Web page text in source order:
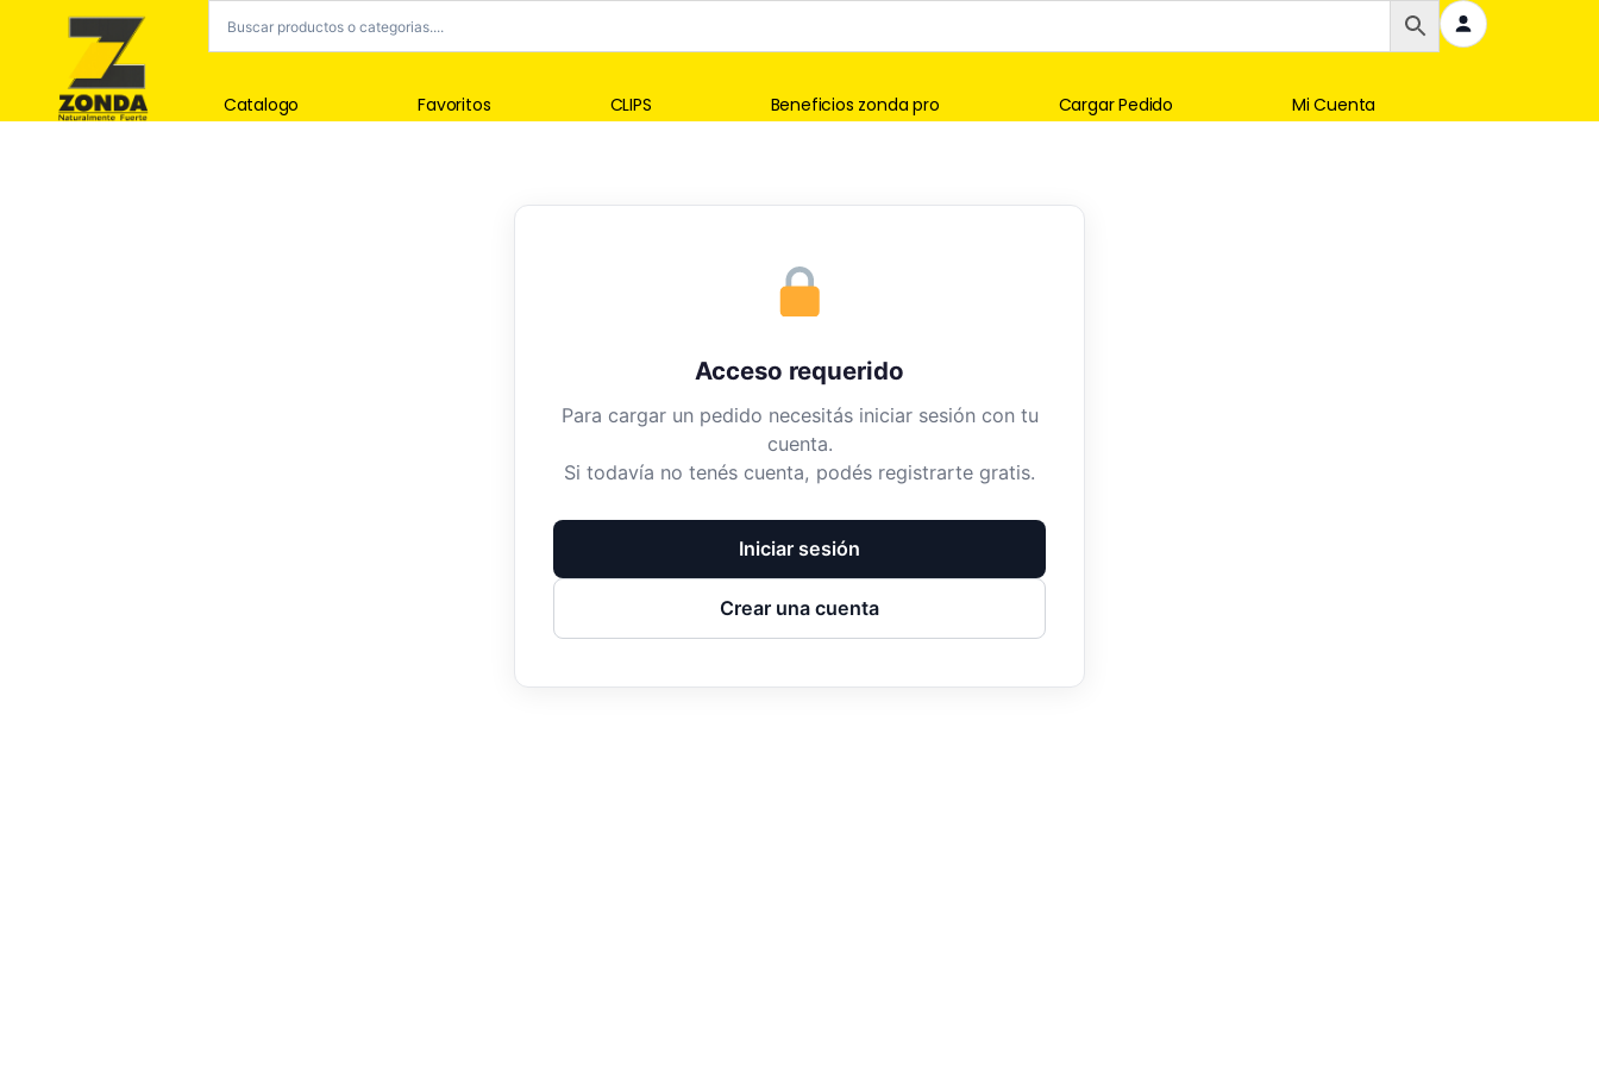
Catalogo Favoritos CLIPS Beneficios zonda pro Cargar Pedido Mi Cuenta
Acceso requerido
Para cargar un pedido necesitás iniciar sesión con tu
cuenta.
Si todavía no tenés cuenta, podés registrarte gratis.
Iniciar sesión
Crear una cuenta